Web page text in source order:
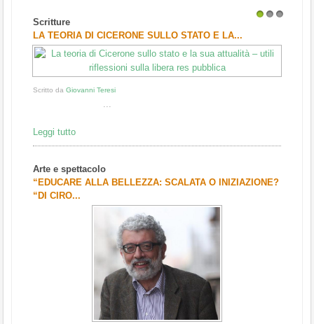
Scritture
LA TEORIA DI CICERONE SULLO STATO E LA...
Scritto da Giovanni Teresi
...
Leggi tutto
Arte e spettacolo
“EDUCARE ALLA BELLEZZA: SCALATA O INIZIAZIONE?
“DI CIRO...